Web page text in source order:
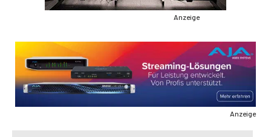
Anzeige
Anzeige